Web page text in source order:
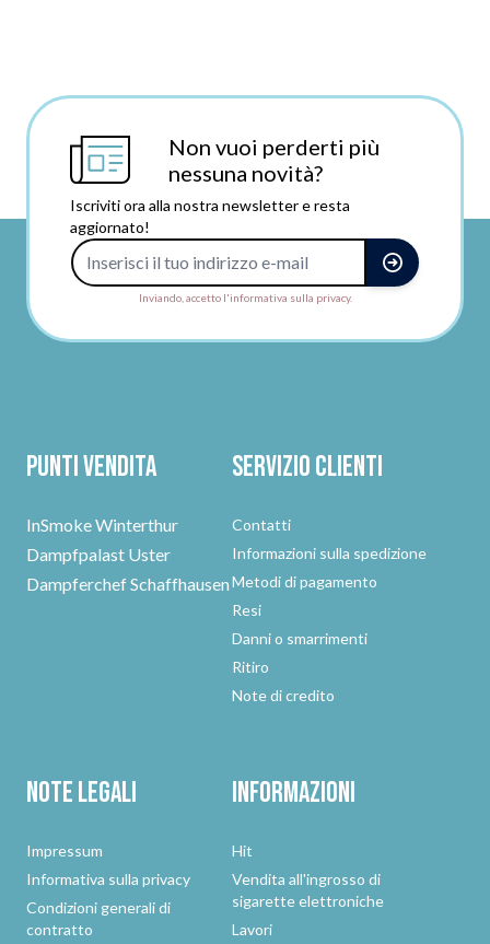
Non vuoi perderti più
nessuna novità?
Iscriviti ora alla nostra newsletter e resta
aggiornato!
Inviando, accetto l'informativa sulla privacy.
Punti vendita
InSmoke Winterthur
Dampfpalast Uster
Dampferchef Schaffhausen
Servizio clienti
Contatti
Informazioni sulla spedizione
Metodi di pagamento
Resi
Danni o smarrimenti
Ritiro
Note di credito
Note legali
Impressum
Informativa sulla privacy
Condizioni generali di
contratto
Informazioni
Hit
Vendita all'ingrosso di
sigarette elettroniche
Lavori